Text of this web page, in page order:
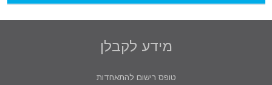
מידע לקבלן
טופס רישום להתאחדות